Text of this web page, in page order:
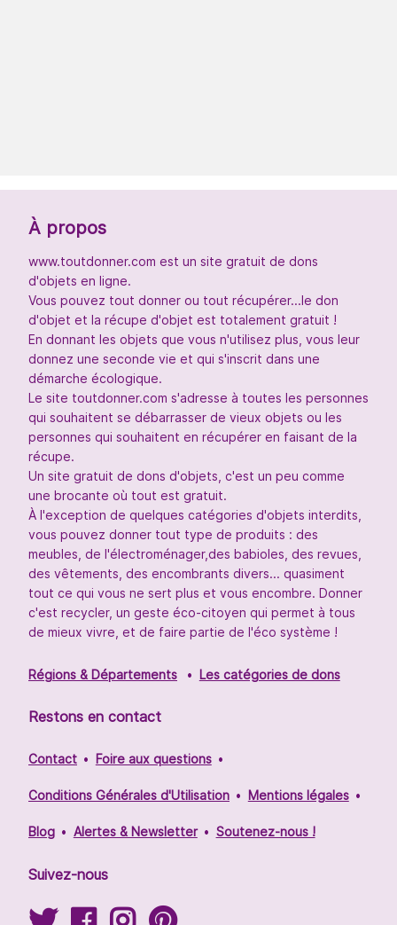
À propos
www.toutdonner.com est un site gratuit de dons
d'objets en ligne.
Vous pouvez tout donner ou tout récupérer...le don
d'objet et la récupe d'objet est totalement gratuit !
En donnant les objets que vous n'utilisez plus, vous leur
donnez une seconde vie et qui s'inscrit dans une
démarche écologique.
Le site toutdonner.com s'adresse à toutes les personnes
qui souhaitent se débarrasser de vieux objets ou les
personnes qui souhaitent en récupérer en faisant de la
récupe.
Un site gratuit de dons d'objets, c'est un peu comme
une brocante où tout est gratuit.
À l'exception de quelques catégories d'objets interdits,
vous pouvez donner tout type de produits : des
meubles, de l'électroménager,des babioles, des revues,
des vêtements, des encombrants divers... quasiment
tout ce qui vous ne sert plus et vous encombre. Donner
c'est recycler, un geste éco-citoyen qui permet à tous
de mieux vivre, et de faire partie de l'éco système !
Régions & Départements Les catégories de dons
Restons en contact
Contact Foire aux questions
Conditions Générales d'Utilisation Mentions légales
Blog Alertes & Newsletter Soutenez-nous !
Suivez-nous